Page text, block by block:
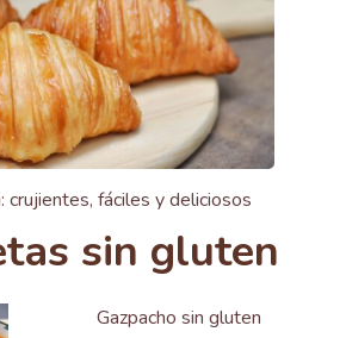
crujientes, fáciles y deliciosos
sin gluten
Gazpacho sin gluten